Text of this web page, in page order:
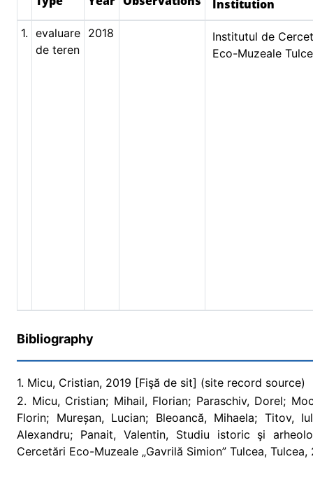
Institution
1. evaluare
de teren
2018
Institutul de
Eco-Muzeale
Bibliography
1. Micu, Cristian, 2019 [Fişă de sit] (site record source)
2. Micu, Cristian; Mihail, Florian; Paraschiv, Dorel;
Florin; Mureșan, Lucian; Bleoancă, Mihaela; Titov,
Alexandru; Panait, Valentin, Studiu istoric şi
Cercetări Eco-Muzeale „Gavrilă Simion” Tulcea,